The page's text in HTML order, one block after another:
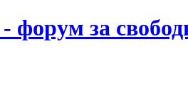
форум за